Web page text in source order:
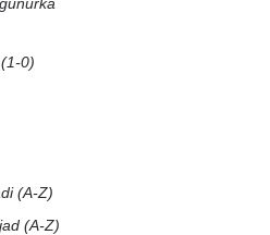
0)
(A-Z)
(A-Z)